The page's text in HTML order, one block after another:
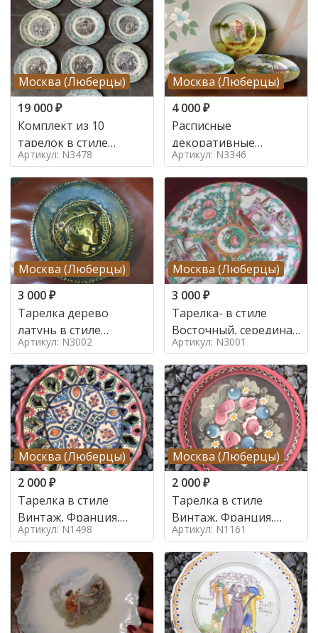
Москва (Люберцы)
19 000₽
Комплект из 10
тарелок в стиле
Эклектика, Франция,
Начало 20 века
Артикул: N3478
Москва (Люберцы)
4 000₽
Расписные
декоративные
тарелки в стиле
Эклектика, Франция,
Начало 20 века
Артикул: N3346
Москва (Люберцы)
3 000₽
Тарелка дерево
латунь в стиле
артдеко, середина 20
века
Артикул: N3002
Москва (Люберцы)
3 000₽
Тарелка- в стиле
Восточный, середина
20 века
Артикул: N3001
Москва (Люберцы)
2 000₽
Тарелка в стиле
Винтаж, Франция,
Середина 20 века
Артикул: N1498
Москва (Люберцы)
2 000₽
Тарелка в стиле
Винтаж, Франция,
Середина 20 века
Артикул: N1161